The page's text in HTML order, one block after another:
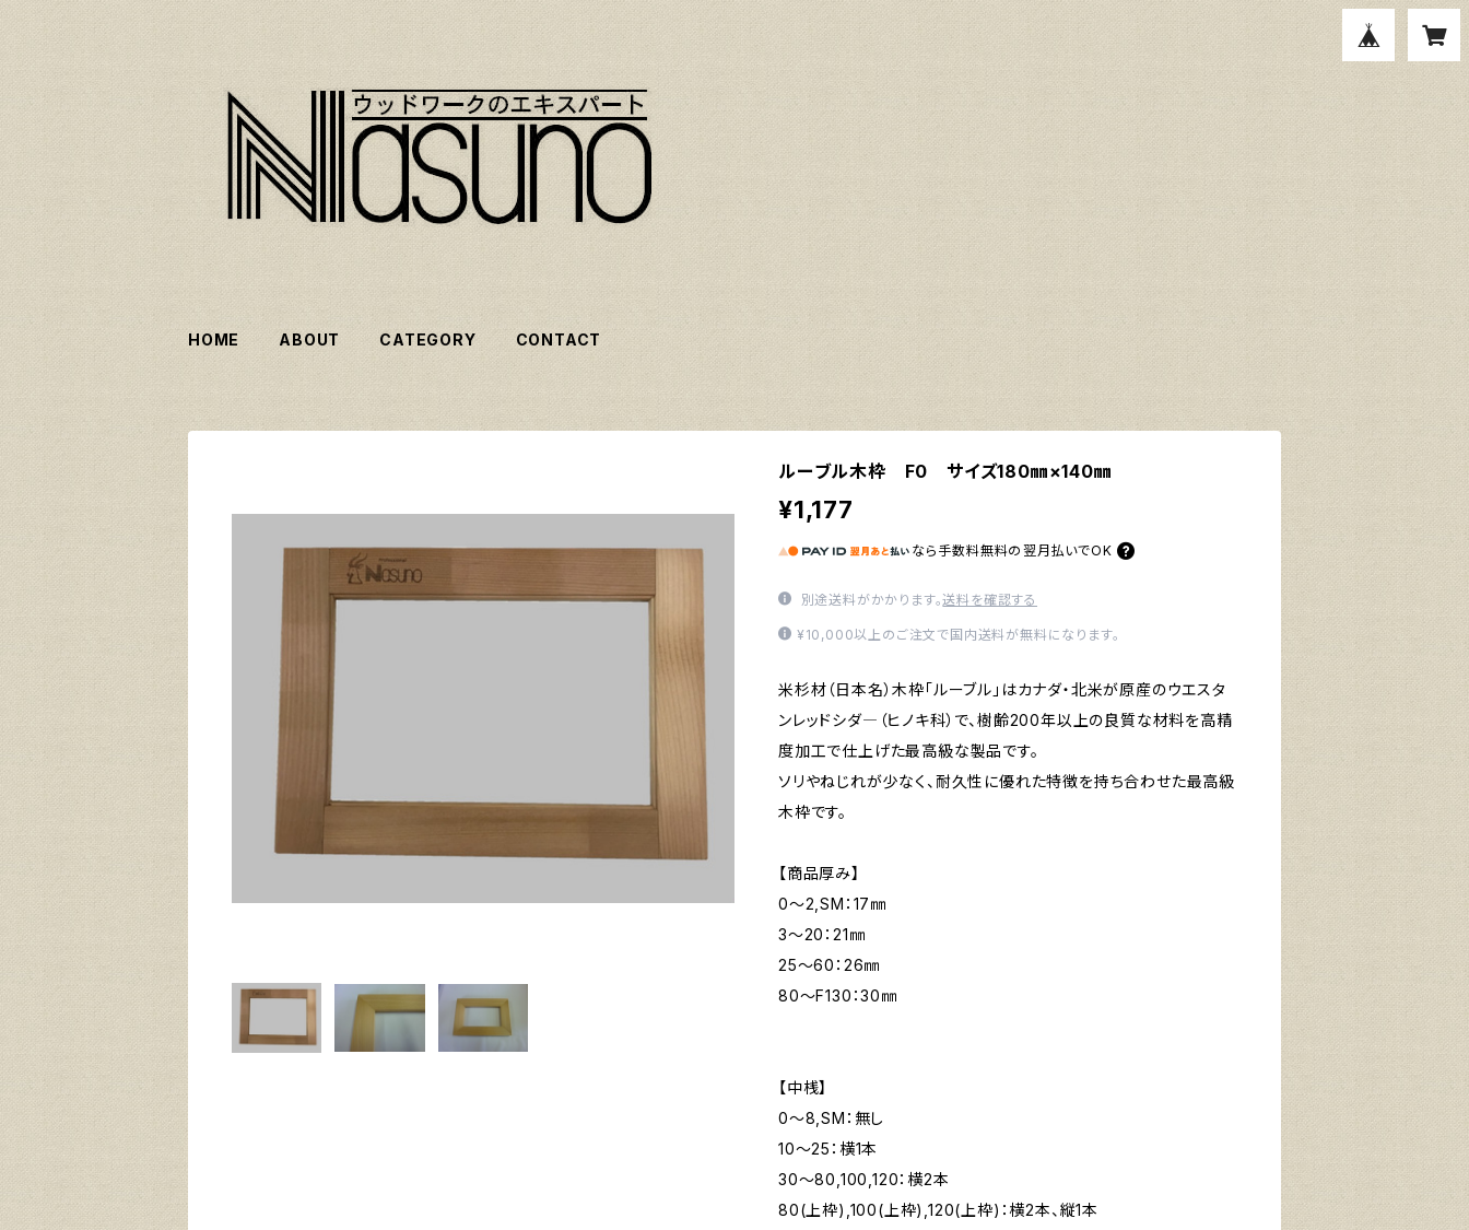
HOME ABOUT CATEGORY CONTACT
ルーブル木枠 F0 サイズ180㎜×140㎜
¥1,177
なら 手数料無料の 翌月払いでOK
別途送料がかかります。送料を確認する
¥10,000以上のご注文で国内送料が無料になります。
米杉材（日本名）木枠「ルーブル」はカナダ・北米が原産のウエスタ
ンレッドシダ―（ヒノキ科）で、樹齢200年以上の良質な材料を高精
度加工で仕上げた最高級な製品です。
ソリやねじれが少なく、耐久性に優れた特徴を持ち合わせた最高級
木枠です。
【商品厚み】
0～2,SM：17㎜
3～20：21㎜
25～60：26㎜
80～F130：30㎜
【中桟】
0～8,SM：無し
10～25：横1本
30～80,100,120：横2本
80(上枠),100(上枠),120(上枠)：横2本、縦1本